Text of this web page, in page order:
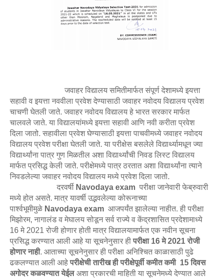
जवाहर विद्यालय समितीमार्फत संपूर्ण देशामध्ये इयत्ता
सहावी व इयत्ता नववीला प्रवेश देण्यासाठी जवाहर नवोदय विद्यालय प्रवेश
चाचणी घेतली जाते. जवाहर नवोदय विद्यालय हे भारत सरकार मार्फत
चालवले जाते. या विद्यालयांमध्ये इयत्ता सहावी आणि नवी करीता प्रवेश
दिला जातो. सहावीला प्रवेश घेण्यासाठी इयत्ता पाचवीमध्ये जवाहर नवोदय
विद्यालय प्रवेश परीक्षा घेतली जाते. या परीक्षेस बसलेले विद्यार्थ्यामधून ज्या
विद्यार्थ्यांना पात्र गुण मिळतील अशा विद्यार्थ्यांची निवड लिस्ट विद्यालय
मार्फत प्रसिद्ध केली जाते. परीक्षेमध्ये पात्र ठरतात अशा विद्यार्थ्यांना त्याने
निवडलेल्या जवाहर नवोदय विद्यालय मध्ये प्रवेश दिला जातो.
दरवर्षी Navodaya exam परीक्षा जानेवारी फेब्रुवारी
मध्ये होत असते. मात्र यावर्षी उद्भवलेल्या कोरूनाच्या
पार्श्वभूमीमुळे Navodaya exam आजपर्यंत झालेल्या नाहीत. ही परीक्षा
मिझोरम, नागालंड व मेघालय सोडून सर्व राज्ये व केंद्रशासित प्रदेशामाध्ये
16 मे 2021 रोजी होणार होती मात्र विद्यालयामार्फत एक नवीन सूचना
प्रसिद्ध करण्यात आली आहे या सूचनेनुसार हीपरीक्षा 16 मे 2021 रोजी
होणार नाही. आताच्या सूचनेनुसार ही परीक्षा अनिश्चित काळासाठी पुढे
ढकलण्यात आली आहेपरीक्षेची तारीख ही परीक्षेपूर्वी कमीत कमी 15 दिवस
अगोदर कळवण्यात येईलअशा प्रकारची माहिती या सूचनेमध्ये देण्यात आले